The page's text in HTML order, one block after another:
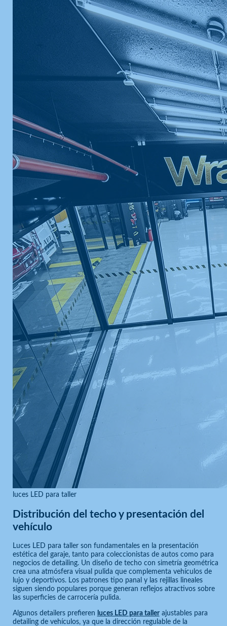
luces LED para taller
Distribución del techo y presentación del
vehículo
Luces LED para taller son fundamentales en la presentación
estética del garaje, tanto para coleccionistas de autos como para
negocios de detailing. Un diseño de techo con simetría geométrica
crea una atmósfera visual pulida que complementa vehículos de
lujo y deportivos. Los patrones tipo panal y las rejillas lineales
siguen siendo populares porque generan reflejos atractivos sobre
las superficies de carrocería pulida.
Algunos detailers prefieren luces LED para tallerajustables para
detailing de vehículos, ya que la dirección regulable de la